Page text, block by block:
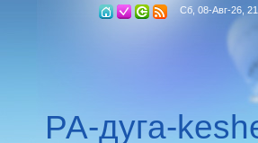
Сб, 08-Авг-26,
РА-дуга-